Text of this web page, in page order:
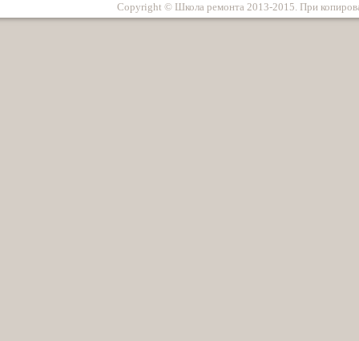
Copyright © Школа ремонта 2013-2015. При